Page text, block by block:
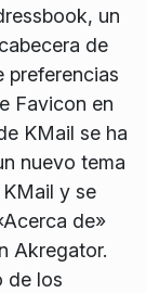
un
de
preferencias
Favicon en
KMail se ha
nuevo tema
y se
de»
Akregator.
de los